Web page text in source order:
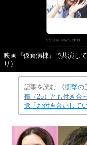
映画『仮面病棟』で共演し
り）
記事を読む
《衝撃
郁（25）とも付き合
覚「お付き合いして